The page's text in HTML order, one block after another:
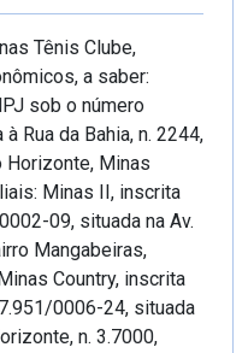
Tênis Clube,
a saber:
sob o número
Rua da Bahia, n. 2244,
Horizonte, Minas
Minas II, inscrita
09, situada na Av.
Mangabeiras,
Country, inscrita
0006-24, situada
n. 3.7000,